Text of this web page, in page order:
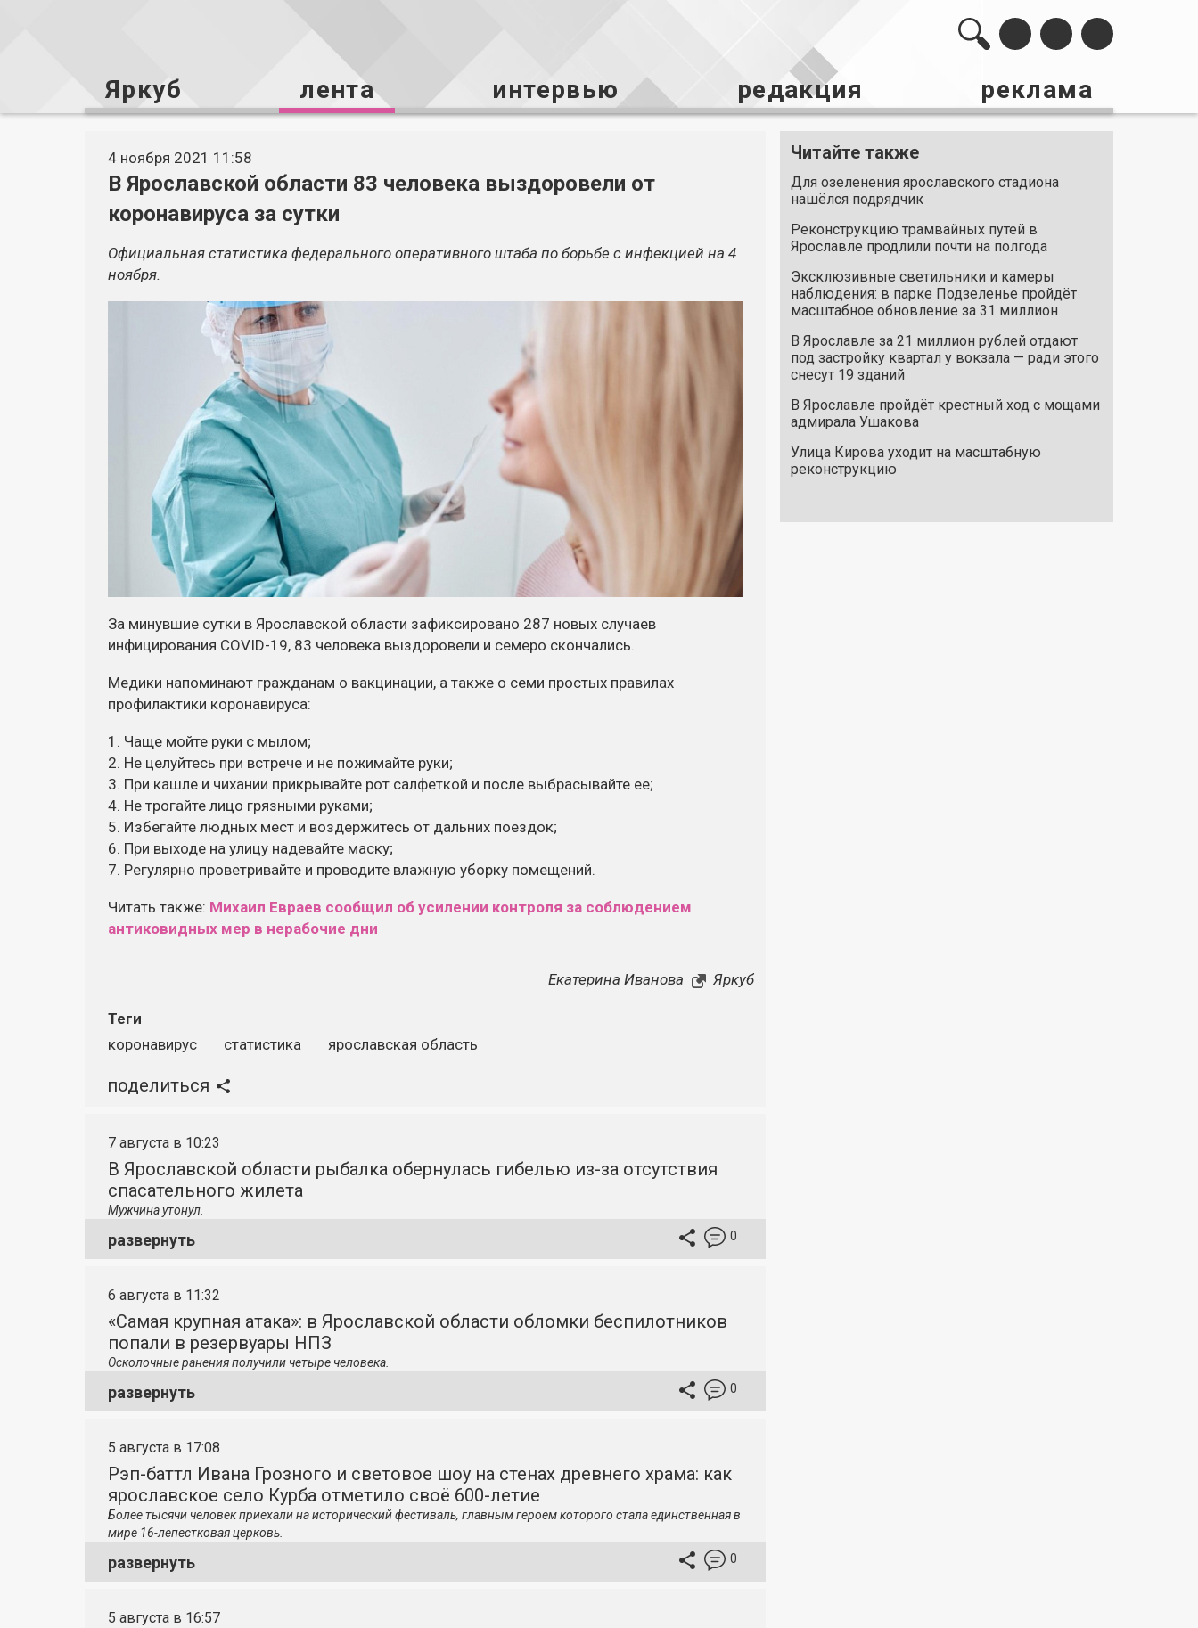
Яркуб лента интервью редакция реклама
4 ноября 2021 11:58
В Ярославской области 83 человека выздоровели от
коронавируса за сутки
Официальная статистика федерального оперативного штаба по борьбе с инфекцией на 4
ноября.
За минувшие сутки в Ярославской области зафиксировано 287 новых случаев
инфицирования COVID-19, 83 человека выздоровели и семеро скончались.
Медики напоминают гражданам о вакцинации, а также о семи простых правилах
профилактики коронавируса:
1. Чаще мойте руки с мылом;
2. Не целуйтесь при встрече и не пожимайте руки;
3. При кашле и чихании прикрывайте рот салфеткой и после выбрасывайте ее;
4. Не трогайте лицо грязными руками;
5. Избегайте людных мест и воздержитесь от дальних поездок;
6. При выходе на улицу надевайте маску;
7. Регулярно проветривайте и проводите влажную уборку помещений.
Читать также: Михаил Евраев сообщил об усилении контроля за соблюдением
антиковидных мер в нерабочие дни
Екатерина Иванова Яркуб
Теги
коронавирус
статистика ярославская область
поделиться
Читайте также
Для озеленения ярославского стадиона
нашёлся подрядчик
Реконструкцию трамвайных путей в
Ярославле продлили почти на полгода
Эксклюзивные светильники и камеры
наблюдения: в парке Подзеленье пройдёт
масштабное обновление за 31 миллион
В Ярославле за 21 миллион рублей отдают
под застройку квартал у вокзала — ради этого
снесут 19 зданий
В Ярославле пройдёт крестный ход с мощами
адмирала Ушакова
Улица Кирова уходит на масштабную
реконструкцию
7 августа в 10:23
В Ярославской области рыбалка обернулась гибелью из-за отсутствия
спасательного жилета
Мужчина утонул.
развернуть 0
6 августа в 11:32
«Самая крупная атака»: в Ярославской области обломки беспилотников
попали в резервуары НПЗ
Осколочные ранения получили четыре человека.
развернуть 0
5 августа в 17:08
Рэп-баттл Ивана Грозного и световое шоу на стенах древнего храма: как
ярославское село Курба отметило своё 600-летие
Более тысячи человек приехали на исторический фестиваль, главным героем которого стала единственная в
мире 16-лепестковая церковь.
развернуть 0
5 августа в 16:57